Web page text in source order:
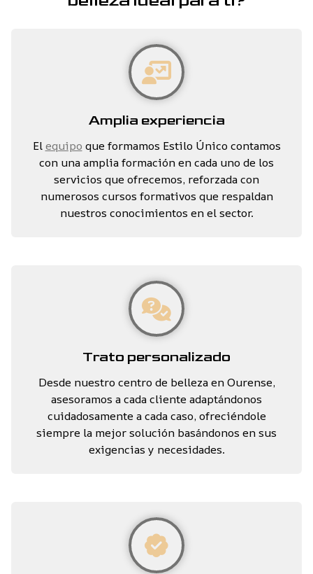
Amplia experiencia
Elequipo que formamos Estilo Único contamos
con una amplia formación en cada uno de los
servicios que ofrecemos, reforzada con
numerosos cursos formativos que respaldan
nuestros conocimientos en el sector.
Trato personalizado
Desde nuestro centro de belleza en Ourense,
asesoramos a cada cliente adaptándonos
cuidadosamente a cada caso, ofreciéndole
siempre la mejor solución basándonos en sus
exigencias y necesidades.